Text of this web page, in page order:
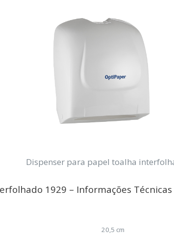
Dispenser para papel toalha
1929 – Informações
20,5 cm